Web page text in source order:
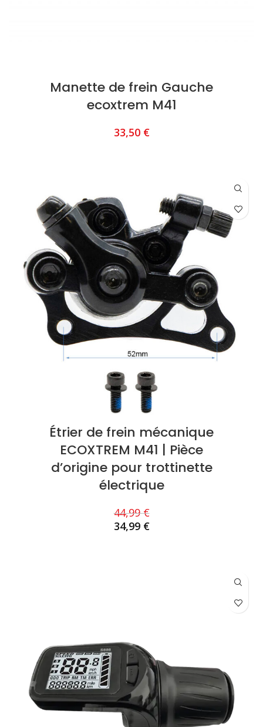
Manette de frein Gauche
ecoxtrem M41
33,50 €
Étrier de frein mécanique
ECOXTREM M41 | Pièce
d’origine pour trottinette
électrique
44,99€
34,99 €